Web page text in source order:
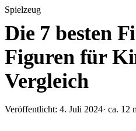
Spielzeug
Die 7 besten
Figuren für
Vergleich
Veröffentlicht: 4. Juli 2024· ca. 12